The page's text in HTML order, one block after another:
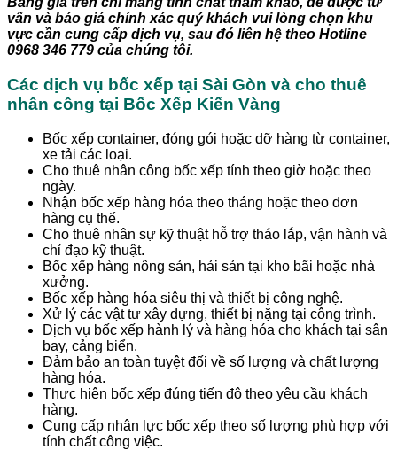
vấn và báo giá chính xác quý khách vui lòng chọn khu
vực cần cung cấp dịch vụ, sau đó liên hệ theo Hotline
0968 346 779 của chúng tôi.
Các dịch vụ bốc xếp tại Sài Gòn và cho thuê
nhân công tại Bốc Xếp Kiến Vàng
Bốc xếp container, đóng gói hoặc dỡ hàng từ container,
xe tải các loại.
Cho thuê nhân công bốc xếp tính theo giờ hoặc theo
ngày.
Nhận bốc xếp hàng hóa theo tháng hoặc theo đơn
hàng cụ thể.
Cho thuê nhân sự kỹ thuật hỗ trợ tháo lắp, vận hành và
chỉ đạo kỹ thuật.
Bốc xếp hàng nông sản, hải sản tại kho bãi hoặc nhà
xưởng.
Bốc xếp hàng hóa siêu thị và thiết bị công nghệ.
Xử lý các vật tư xây dựng, thiết bị nặng tại công trình.
Dịch vụ bốc xếp hành lý và hàng hóa cho khách tại sân
bay, cảng biển.
Đảm bảo an toàn tuyệt đối về số lượng và chất lượng
hàng hóa.
Thực hiện bốc xếp đúng tiến độ theo yêu cầu khách
hàng.
Cung cấp nhân lực bốc xếp theo số lượng phù hợp với
tính chất công việc.